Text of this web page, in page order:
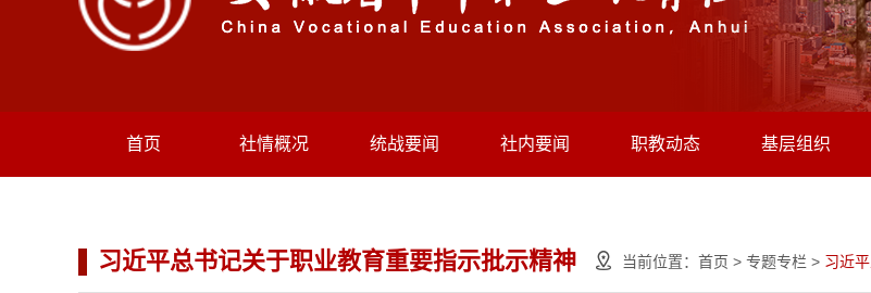
首页 社情概况 统战要闻 社内要闻 职教动态 基层组织
习近平总书记关于职业教育重要指示批示精神 当前位置： 首页 > 专题专栏 >